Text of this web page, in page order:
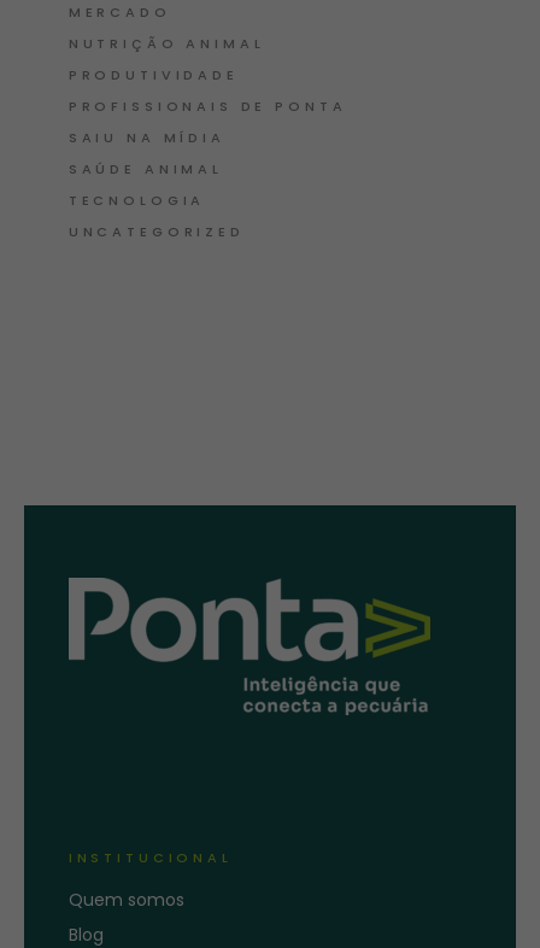
MERCADO
NUTRIÇÃO ANIMAL
PRODUTIVIDADE
PROFISSIONAIS DE PONTA
SAIU NA MÍDIA
SAÚDE ANIMAL
TECNOLOGIA
UNCATEGORIZED
INSTITUCIONAL
Quem somos
Blog